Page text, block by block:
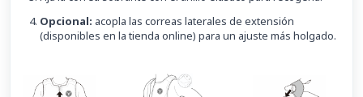
Opcional: acopla las correas laterales de extensión
(disponibles en la tienda online) para un ajuste más holgado.